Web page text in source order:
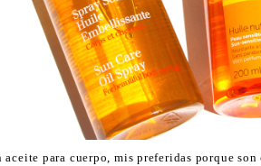
aceite para cuerpo, mis preferidas porque